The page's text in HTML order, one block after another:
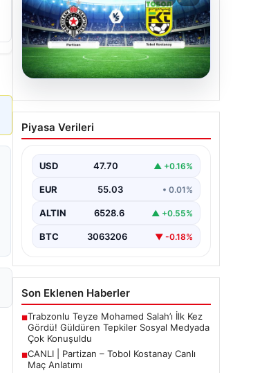
06.08.2026
CANLI | Partizan – Tobol
Kostanay Canlı Maç
Piyasa Verileri
USD 47.70 ▲ +0.16%
EUR 55.03 • 0.01%
ALTIN 6528.6 ▲ +0.55%
BTC 3063206 ▼ -0.18%
Son Eklenen Haberler
■Trabzonlu Teyze Mohamed Salah’ı İlk Kez
Gördü! Güldüren Tepkiler Sosyal Medyada
Çok Konuşuldu
■CANLI | Partizan – Tobol Kostanay Canlı
Maç Anlatımı